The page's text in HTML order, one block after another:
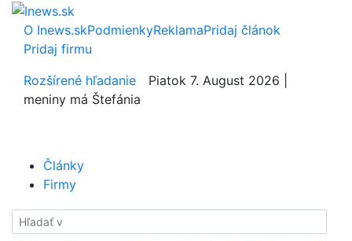
O Inews.skPodmienkyReklamaPridaj článok
Pridaj firmu
Rozšírené hľadanie
Piatok 7. August 2026 |
meniny má Štefánia
Články
Firmy
Hladať